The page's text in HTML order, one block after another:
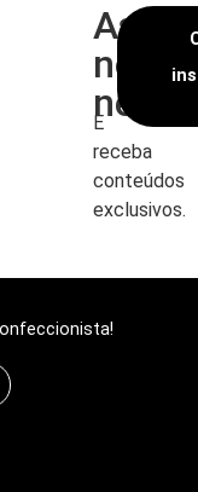
nossa
E
receba
conteúdos
exclusivos.